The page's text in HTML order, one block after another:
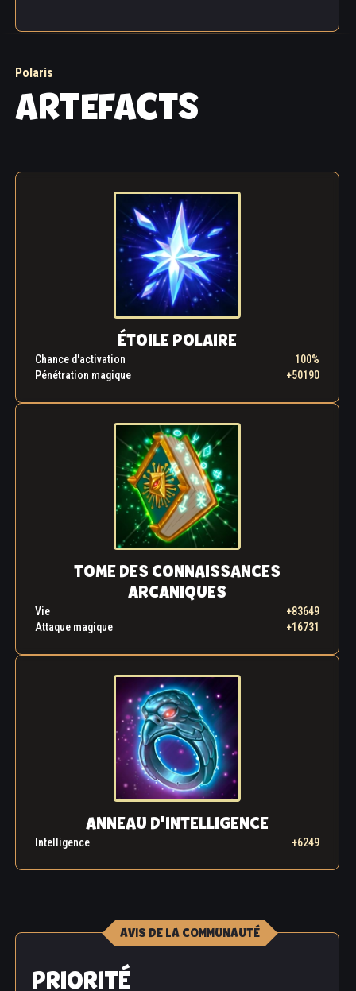
Polaris
ARTEFACTS
ÉTOILE POLAIRE
Chance d'activation
100%
Pénétration magique
+50190
TOME DES CONNAISSANCES
ARCANIQUES
Vie
+83649
Attaque magique
+16731
ANNEAU D'INTELLIGENCE
Intelligence +6249
AVIS DE LA COMMUNAUTÉ
PRIORITÉ